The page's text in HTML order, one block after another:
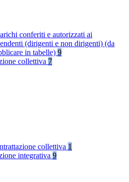
conferiti e autorizzati ai
(dirigenti e non dirigenti) (da
in tabelle) 9
collettiva 7
collettiva 1
integrativa 9